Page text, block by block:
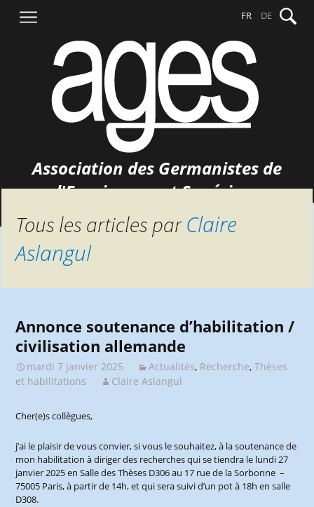
contenu
FR DE
Association des Germanistes de
l'Enseignement Supérieur
Tous les articles parClaire
Aslangul
Annonce soutenance d’habilitation /
civilisation allemande
mardi 7 janvier 2025 Actualités, Recherche,Thèses
et habilitations
Claire Aslangul
Cher(e)s collègues,
j’ai le plaisir de vous convier, si vous le souhaitez, à la soutenance de
mon habilitation à diriger des recherches qui se tiendra le lundi 27
janvier 2025 en Salle des Thèses D306 au 17 rue de la Sorbonne –
75005 Paris, à partir de 14h, et qui sera suivi d’un pot à 18h en salle
D308.